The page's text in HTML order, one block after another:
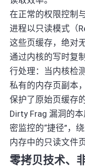
在正常的权限控制
进程以只读模式（
这些页缓存，绝对
通过内核的写时复
行处理：当内核检
私有的内存页副本
保护了原始页缓存
Dirty Frag 漏洞的
密监控的“捷径”，
内存中的只读文件
零拷贝技术、